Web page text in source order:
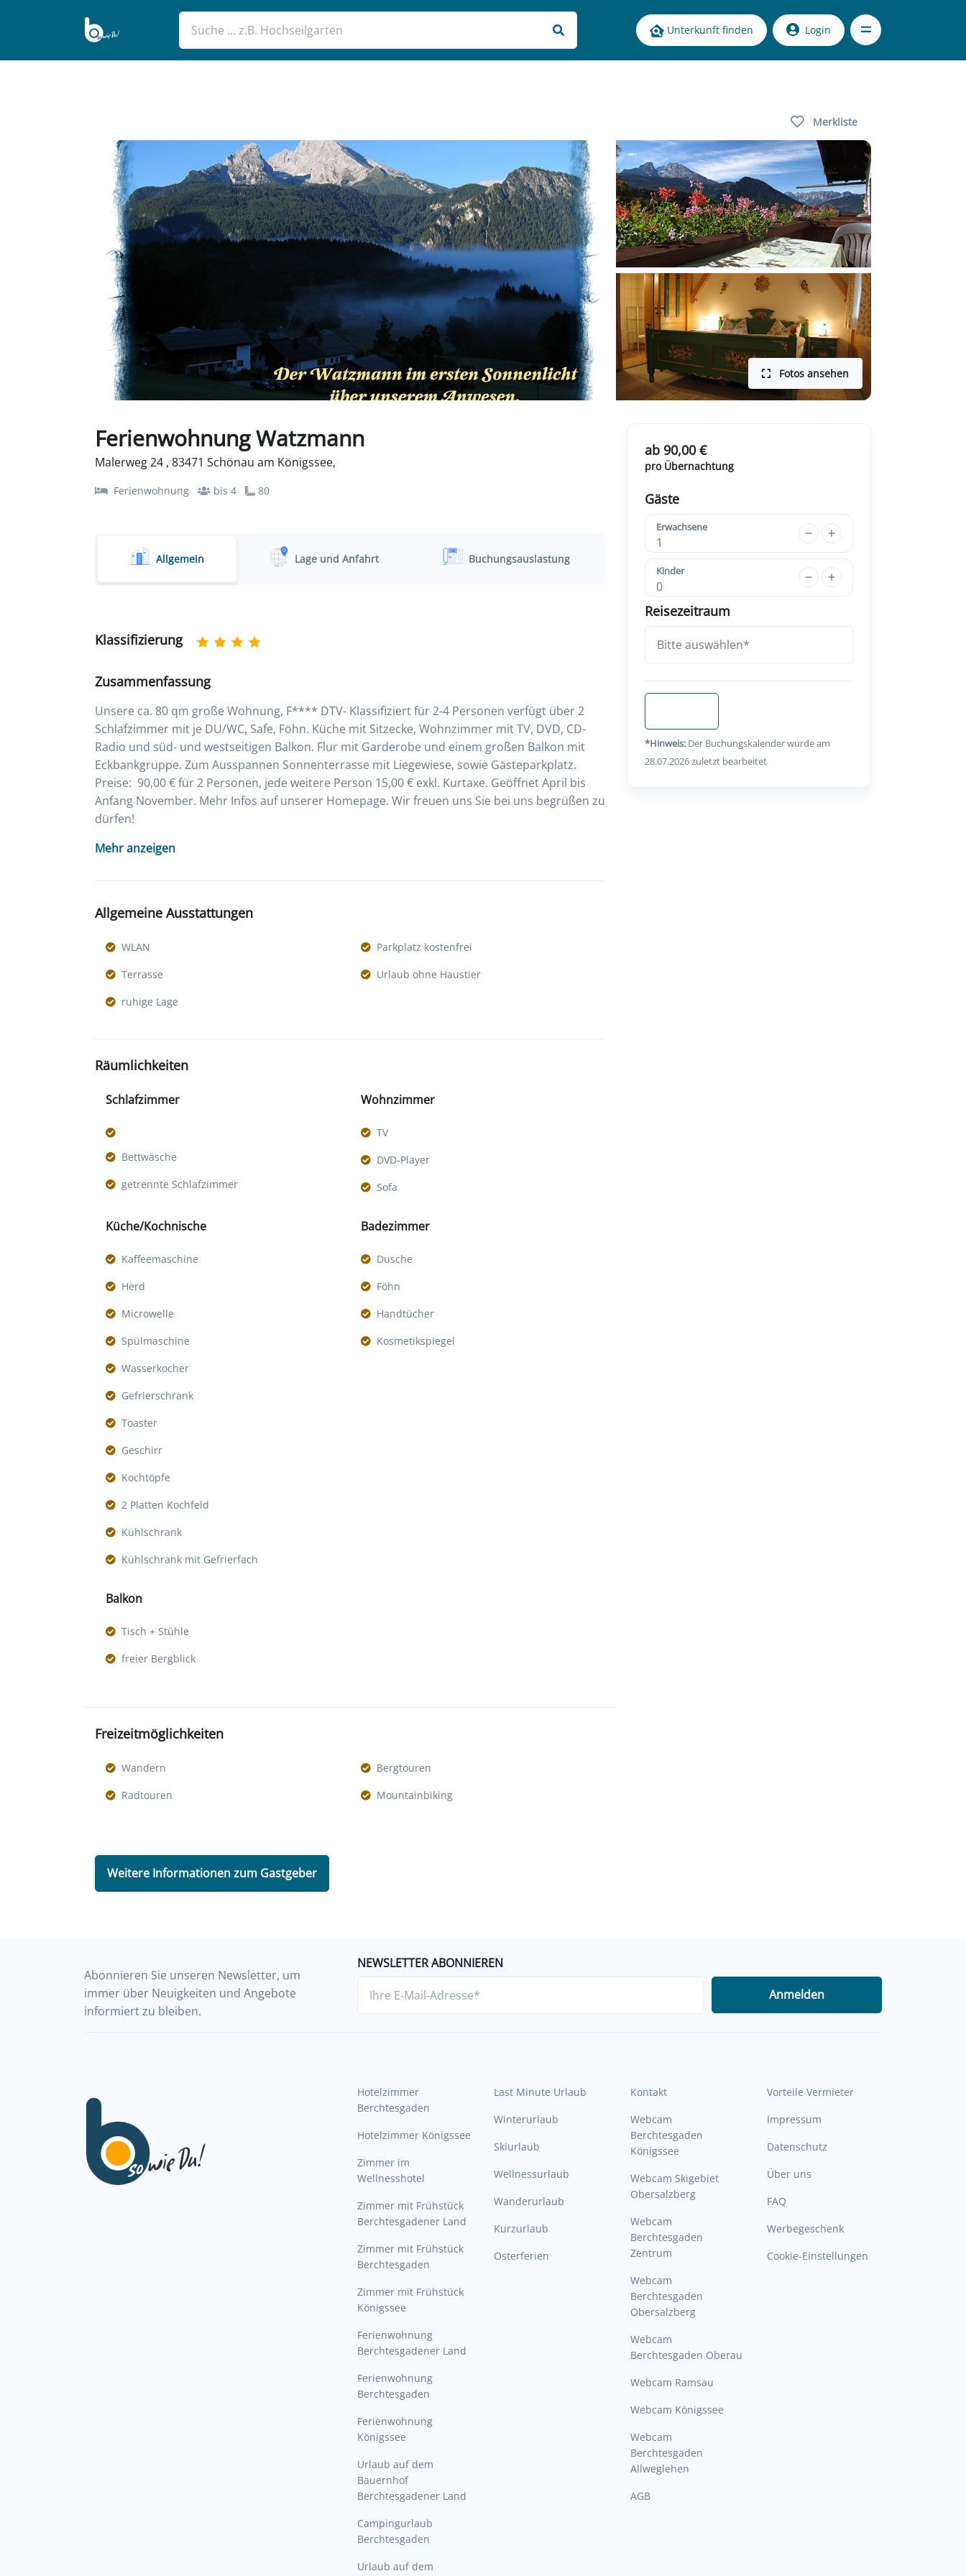
Unterkunft finden Login
Merkliste
Fotos ansehen
Ferienwohnung Watzmann
Malerweg 24 , 83471 Schönau am Königssee,
Ferienwohnung bis 4 80
Allgemein Lage und Anfahrt Buchungsauslastung
Klassifizierung
Zusammenfassung
Unsere ca. 80 qm große Wohnung, F**** DTV- Klassifiziert für 2-4 Personen verfügt über 2
Schlafzimmer mit je DU/WC, Safe, Föhn. Küche mit Sitzecke, Wohnzimmer mit TV, DVD, CD-
Radio und süd- und westseitigen Balkon. Flur mit Garderobe und einem großen Balkon mit
Eckbankgruppe. Zum Ausspannen Sonnenterrasse mit Liegewiese, sowie Gästeparkplatz.
Preise: 90,00 € für 2 Personen, jede weitere Person 15,00 € exkl. Kurtaxe. Geöffnet April bis
Anfang November. Mehr Infos auf unserer Homepage. Wir freuen uns Sie bei uns begrüßen zu
dürfen!
Mehr anzeigen
Allgemeine Ausstattungen
WLAN
Parkplatz kostenfrei
Terrasse
Urlaub ohne Haustier
ruhige Lage
Räumlichkeiten
Schlafzimmer
Bettwäsche
getrennte Schlafzimmer
Wohnzimmer
TV
DVD-Player
Sofa
Küche/Kochnische
Kaffeemaschine
Herd
Microwelle
Spülmaschine
Wasserkocher
Gefrierschrank
Toaster
Geschirr
Kochtöpfe
2 Platten Kochfeld
Kühlschrank
Kühlschrank mit Gefrierfach
Badezimmer
Dusche
Föhn
Handtücher
Kosmetikspiegel
Balkon
Tisch + Stühle
freier Bergblick
Freizeitmöglichkeiten
Wandern
Bergtouren
Radtouren
Mountainbiking
ab 90,00 €
pro Übernachtung
Gäste
Erwachsene
1
Kinder
0
Reisezeitraum
*Hinweis: Der Buchungskalender wurde am
28.07.2026 zuletzt bearbeitet
Weitere Informationen zum Gastgeber
Abonnieren Sie unseren Newsletter, um
immer über Neuigkeiten und Angebote
informiert zu bleiben.
NEWSLETTER ABONNIEREN
Anmelden
Hotelzimmer
Berchtesgaden
Hotelzimmer Königssee
Zimmer im
Wellnesshotel
Zimmer mit Frühstück
Berchtesgadener Land
Zimmer mit Frühstück
Berchtesgaden
Zimmer mit Frühstück
Königssee
Ferienwohnung
Berchtesgadener Land
Ferienwohnung
Berchtesgaden
Ferienwohnung
Königssee
Urlaub auf dem
Bauernhof
Berchtesgadener Land
Campingurlaub
Berchtesgaden
Urlaub auf dem
Last Minute Urlaub
Winterurlaub
Skiurlaub
Wellnessurlaub
Wanderurlaub
Kurzurlaub
Osterferien
Kontakt
Webcam
Berchtesgaden
Königssee
Webcam Skigebiet
Obersalzberg
Webcam
Berchtesgaden
Zentrum
Webcam
Berchtesgaden
Obersalzberg
Webcam
Berchtesgaden Oberau
Webcam Ramsau
Webcam Königssee
Webcam
Berchtesgaden
Allweglehen
AGB
Vorteile Vermieter
Impressum
Datenschutz
Über uns
FAQ
Werbegeschenk
Cookie-Einstellungen